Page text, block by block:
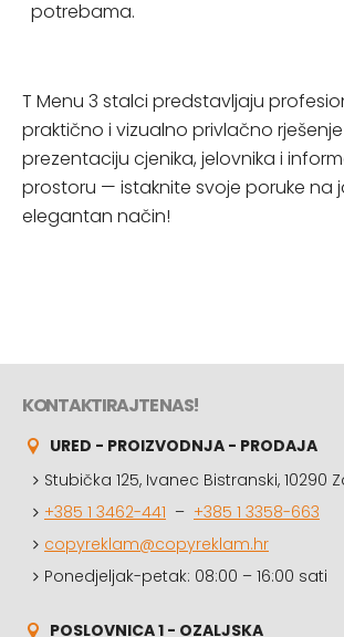
potrebama.
T Menu 3 stalci predstavljaju
praktično i vizualno privlačno
prezentaciju cjenika, jelovnika i
prostoru — istaknite svoje poruke na
elegantan način!
KONTAKTIRAJTE NAS!
URED - PROIZVODNJA - PRODAJA
Stubička 125, Ivanec Bistranski, 10290
+385 1 3462-441 – +385 1 3358-663
copyreklam@copyreklam.hr
Ponedjeljak-petak: 08:00 – 16:00 sati
POSLOVNICA 1 - OZALJSKA